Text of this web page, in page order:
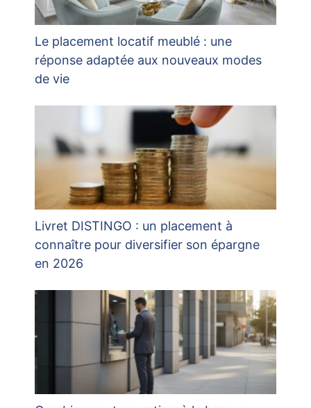
Le placement locatif meublé : une
réponse adaptée aux nouveaux modes
de vie
Livret DISTINGO : un placement à
connaître pour diversifier son épargne
en 2026